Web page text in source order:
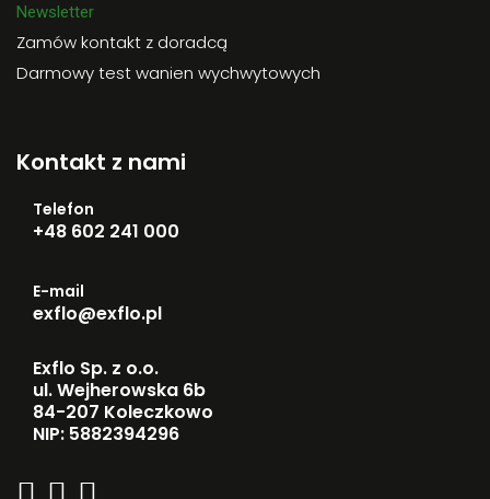
Newsletter
Zamów kontakt z doradcą
Darmowy test wanien wychwytowych
Kontakt z nami
Telefon
+48 602 241 000
E-mail
exflo@exflo.pl
Exflo Sp. z o.o.
ul. Wejherowska 6b
84-207 Koleczkowo
NIP: 5882394296